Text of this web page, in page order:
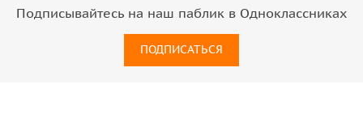
Подписывайтесь на наш паблик в Одноклассниках
ПОДПИСАТЬСЯ